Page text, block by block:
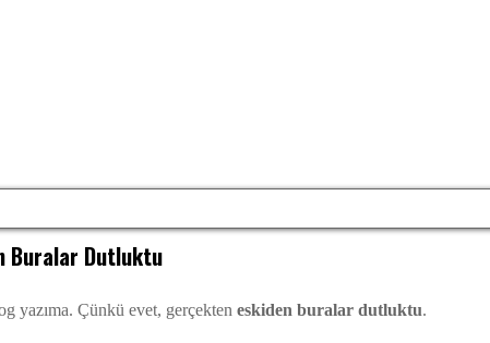
Buralar Dutluktu
yazıma. Çünkü evet, gerçekten eskiden buralar dutluktu.